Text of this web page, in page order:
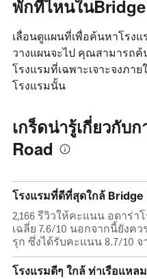
พักที่ไหนใน
เลื่อนดูแผนที่เพื่อค้นหาโรง
วางแผนจะไป คุณสามารถค้
โรงแรมที่เฉพาะเจาะจงภา
โรงแรมนั้น
เกร็ดน่ารู้เกี่ยวกับ
Road
โรงแรมที่ดีที่สุดใกล้
2,166 รีวิวให้คะแนน อดาร่
เฉลี่ย 7.6/10 นอกจากนี้ยังค
รุก ซึ่งได้รับคะแนน 8.7/10 จ
โรงแรมดีๆ ใกล้ ท่าเรือแห